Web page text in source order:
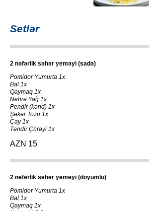
Setlər
2 nəfərlik səhər yeməyi (sadə)
Pomidor Yumurta 1x
Bal 1x
Qaymaq 1x
Nehrə Yağ 1x
Pendir (kənd) 1x
Şəkər Tozu 1x
Çay 1x
Təndir Çörəyi 1x
AZN 15
2 nəfərlik səhər yeməyi (doyumlu)
Pomidor Yumurta 1x
Bal 1x
Qaymaq 1x